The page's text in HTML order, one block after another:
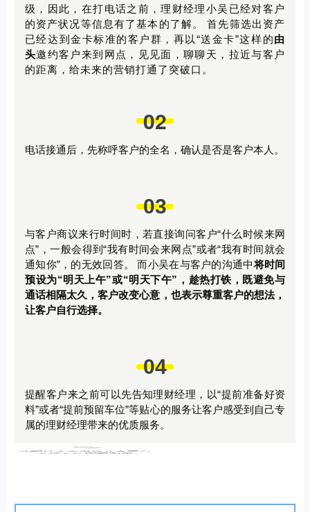
级，因此，在打电话之前，理财经理小吴已经对客户
的资产状况等信息有了基本的了解。
首先筛选出资产
已经达到金卡标准的客户群，再以“送金卡”这样的由
头邀约客户来到网点，见见面，聊聊天，拉近与客户
的距离，给未来的营销打通了突破口。
02
电话接通后，先称呼客户的全名，确认是否是客户本人。
03
与客户商议来行时间时，若直接询问客户“什么时候来网
点”，一般会得到“我有时间会来网点”或者“我有时间就会
通知你”，的无效回答。
而小吴在与客户的沟通中将时间
预设为“明天上午”或“明天下午”，趁热打铁，既避免与
通话相隔太久，客户改变心意，也表示尊重客户的想法，
让客户自行选择。
04
提醒客户来之前可以先告知理财经理，以“提前准备好资
料”或者“提前预留车位”等贴心的服务让客户感受到自己专
属的理财经理带来的优质服务。